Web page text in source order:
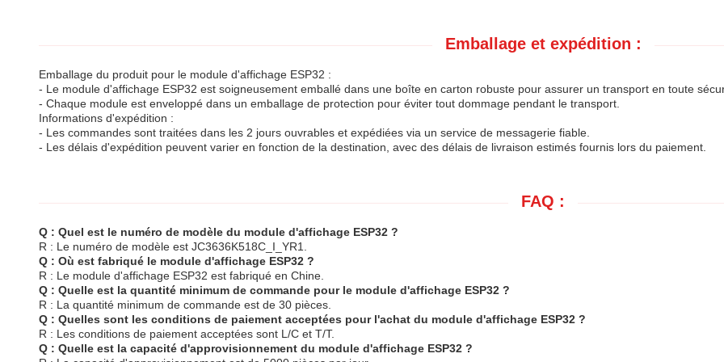
Emballage et expédition :
Emballage du produit pour le module d'affichage ESP32 :
- Le module d'affichage ESP32 est soigneusement emballé dans une boîte en carton robuste pour assurer un transport en toute
- Chaque module est enveloppé dans un emballage de protection pour éviter tout dommage pendant le transport.
Informations d'expédition :
- Les commandes sont traitées dans les 2 jours ouvrables et expédiées via un service de messagerie fiable.
- Les délais d'expédition peuvent varier en fonction de la destination, avec des délais de livraison estimés fournis lors du paiement.
FAQ :
Q : Quel est le numéro de modèle du module d'affichage ESP32 ?
R : Le numéro de modèle est JC3636K518C_I_YR1.
Q : Où est fabriqué le module d'affichage ESP32 ?
R : Le module d'affichage ESP32 est fabriqué en Chine.
Q : Quelle est la quantité minimum de commande pour le module d'affichage ESP32 ?
R : La quantité minimum de commande est de 30 pièces.
Q : Quelles sont les conditions de paiement acceptées pour l'achat du module d'affichage ESP32 ?
R : Les conditions de paiement acceptées sont L/C et T/T.
Q : Quelle est la capacité d'approvisionnement du module d'affichage ESP32 ?